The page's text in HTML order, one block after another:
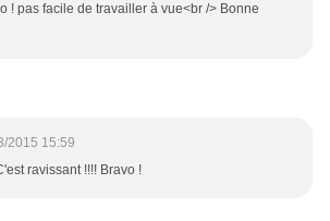
! pas facile de travailler à vue<br /> Bonne
2015 15:59
ravissant !!!! Bravo !